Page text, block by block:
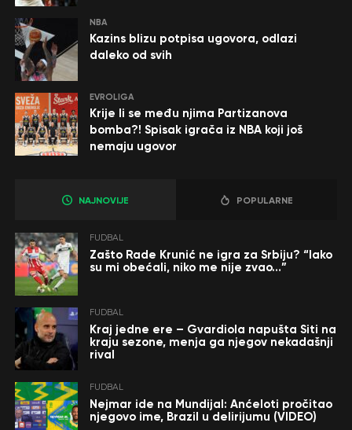
NBA
Kazins blizu potpisa ugovora, odlazi
daleko od svih
EVROLIGA
Krije li se među njima Partizanova
bomba?! Spisak igrača iz NBA koji još
nemaju ugovor
NAJNOVIJE POPULARNE
FUDBAL
Zašto Rade Krunić ne igra za Srbiju? “Iako
su mi obećali, niko me nije zvao…”
FUDBAL
Kraj jedne ere – Gvardiola napušta Siti na
kraju sezone, menja ga njegov nekadašnji
rival
FUDBAL
Nejmar ide na Mundijal: Anćeloti pročitao
njegovo ime, Brazil u delirijumu (VIDEO)